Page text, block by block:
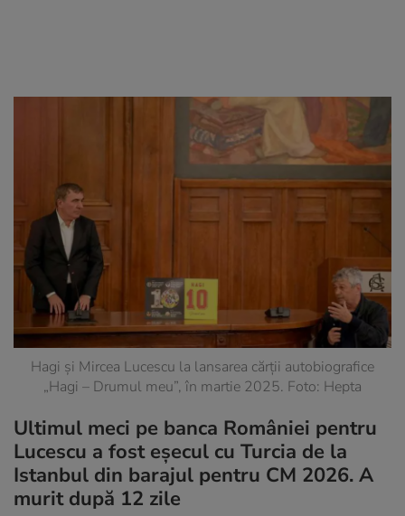
Hagi și Mircea Lucescu la lansarea cărții autobiografice
„Hagi – Drumul meu”, în martie 2025. Foto: Hepta
Ultimul meci pe banca României pentru
Lucescu a fost eșecul cu Turcia de la
Istanbul din barajul pentru CM 2026. A
murit după 12 zile